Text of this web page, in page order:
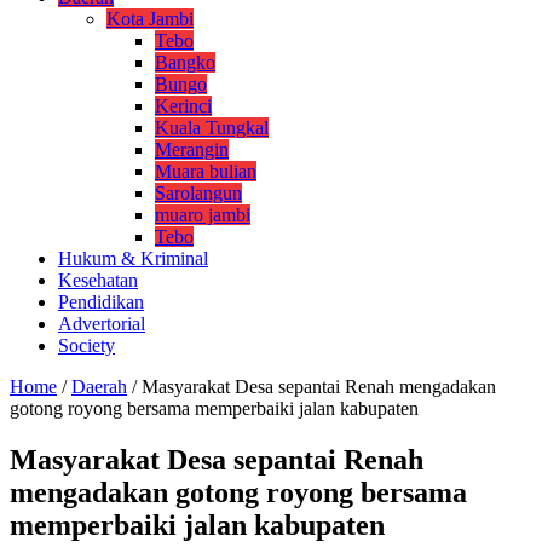
Kota Jambi
Tebo
Bangko
Bungo
Kerinci
Kuala Tungkal
Merangin
Muara bulian
Sarolangun
muaro jambi
Tebo
Hukum & Kriminal
Kesehatan
Pendidikan
Advertorial
Society
Home / Daerah / Masyarakat Desa sepantai Renah mengadakan
gotong royong bersama memperbaiki jalan kabupaten
Masyarakat Desa sepantai Renah
mengadakan gotong royong bersama
memperbaiki jalan kabupaten